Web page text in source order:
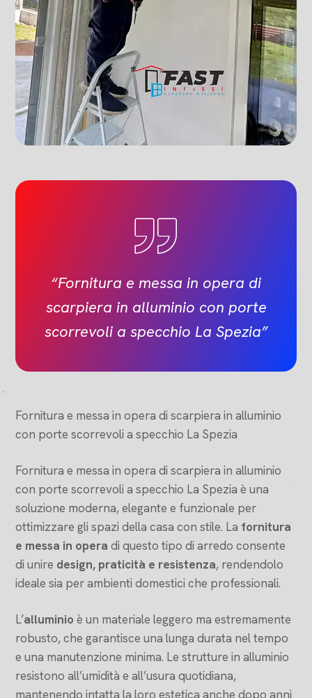
“Fornitura e messa in opera di
scarpiera in alluminio con porte
scorrevoli a specchio La Spezia”
Fornitura e messa in opera di scarpiera in alluminio
con porte scorrevoli a specchio La Spezia
Fornitura e messa in opera di scarpiera in alluminio
con porte scorrevoli a specchio La Spezia è una
soluzione moderna, elegante e funzionale per
ottimizzare gli spazi della casa con stile. La fornitura
e messa in opera di questo tipo di arredo consente
di unire design, praticità e resistenza, rendendolo
ideale sia per ambienti domestici che professionali.
L’alluminio è un materiale leggero ma estremamente
robusto, che garantisce una lunga durata nel tempo
e una manutenzione minima. Le strutture in alluminio
resistono all’umidità e all’usura quotidiana,
mantenendo intatta la loro estetica anche dopo anni